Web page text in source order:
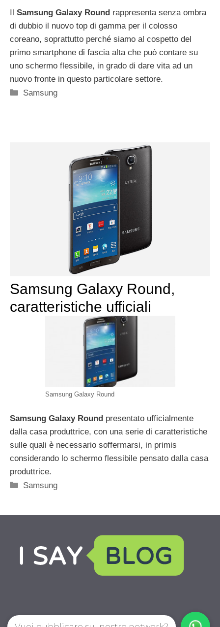
Samsung Galaxy Round rappresenta senza ombra
di dubbio il nuovo top di gamma per il colosso
coreano, soprattutto perché siamo al cospetto del
primo smartphone di fascia alta che può contare su
uno schermo flessibile, in grado di dare vita ad un
nuovo fronte in questo particolare settore.
Categorie
Samsung
Samsung Galaxy Round,
caratteristiche ufficiali
Samsung Galaxy Round
Samsung Galaxy Round presentato ufficialmente
dalla casa produttrice, con una serie di caratteristiche
sulle quali è necessario soffermarsi, in primis
considerando lo schermo flessibile pensato dalla casa
produttrice.
Categorie
Samsung